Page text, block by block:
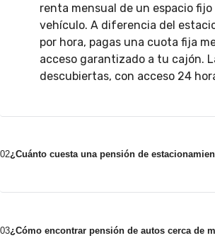
renta mensual de un espacio
vehículo. A diferencia del
por hora, pagas una cuota fija
acceso garantizado a tu cajón.
descubiertas, con acceso 24
02¿Cuánto cuesta una pensión de
03¿Cómo encontrar pensión de autos cerca de